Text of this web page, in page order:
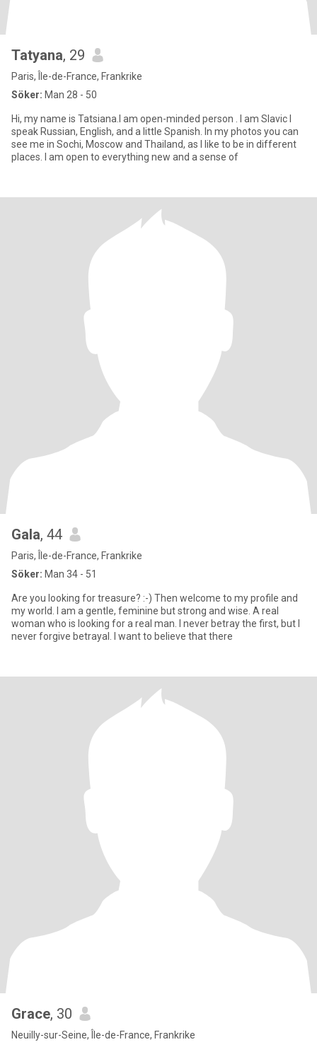
Tatyana, 29
Paris, Île-de-France, Frankrike
Söker: Man 28 - 50
Hi, my name is Tatsiana.I am open-minded person . I am Slavic I
speak Russian, English, and a little Spanish. In my photos you can
see me in Sochi, Moscow and Thailand, as I like to be in different
places. I am open to everything new and a sense of
Gala, 44
Paris, Île-de-France, Frankrike
Söker: Man 34 - 51
Are you looking for treasure? :-) Then welcome to my profile and
my world. I am a gentle, feminine but strong and wise. A real
woman who is looking for a real man. I never betray the first, but I
never forgive betrayal. I want to believe that there
Grace, 30
Neuilly-sur-Seine, Île-de-France, Frankrike